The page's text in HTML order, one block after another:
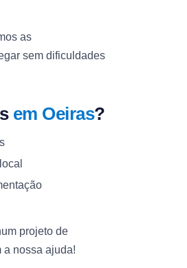
as
sem dificuldades
em Oeiras?
projeto de
a nossa ajuda!